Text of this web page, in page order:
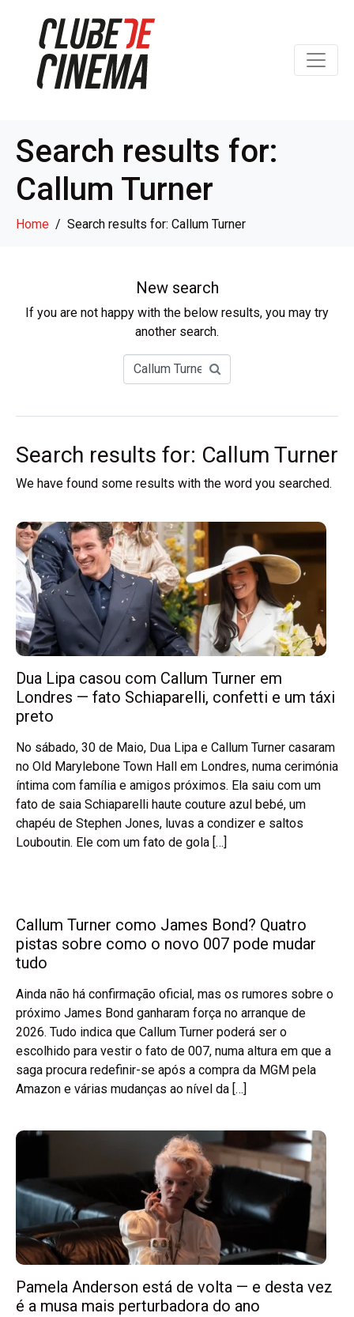
Search results for:
Callum Turner
Home Search results for: Callum Turner
New search
If you are not happy with the below results, you may try
another search.
Search results for: Callum Turner
We have found some results with the word you searched.
Dua Lipa casou com Callum Turner em
Londres — fato Schiaparelli, confetti e um táxi
preto
No sábado, 30 de Maio, Dua Lipa e Callum Turner casaram
no Old Marylebone Town Hall em Londres, numa cerimónia
íntima com família e amigos próximos. Ela saiu com um
fato de saia Schiaparelli haute couture azul bebé, um
chapéu de Stephen Jones, luvas a condizer e saltos
Louboutin. Ele com um fato de gola […]
Callum Turner como James Bond? Quatro
pistas sobre como o novo 007 pode mudar
tudo
Ainda não há confirmação oficial, mas os rumores sobre o
próximo James Bond ganharam força no arranque de
2026. Tudo indica que Callum Turner poderá ser o
escolhido para vestir o fato de 007, numa altura em que a
saga procura redefinir-se após a compra da MGM pela
Amazon e várias mudanças ao nível da […]
Pamela Anderson está de volta — e desta vez
é a musa mais perturbadora do ano